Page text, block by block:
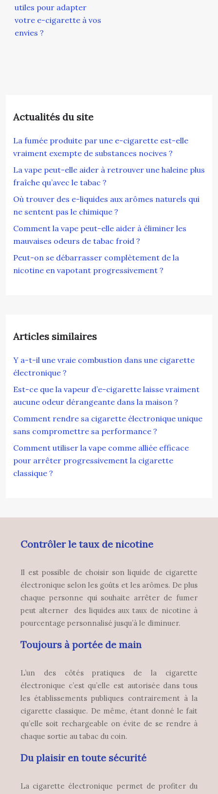
utiles pour adapter
votre e-cigarette à vos
envies ?
Actualités du site
La fumée produite par une e-cigarette est-elle
vraiment exempte de substances nocives ?
La vape peut-elle aider à retrouver une haleine plus
fraîche qu’avec le tabac ?
Où trouver des e-liquides aux arômes naturels qui
ne sentent pas le chimique ?
Comment la vape peut-elle aider à éliminer les
mauvaises odeurs de tabac froid ?
Peut-on se débarrasser complètement de la
nicotine en vapotant progressivement ?
Articles similaires
Y a-t-il une vraie combustion dans une cigarette
électronique ?
Est-ce que la vapeur d’e-cigarette laisse vraiment
aucune odeur dérangeante dans la maison ?
Comment rendre sa cigarette électronique unique
sans compromettre sa performance ?
Comment utiliser la vape comme alliée efficace
pour arrêter progressivement la cigarette
classique ?
Contrôler le taux de nicotine
Il est possible de choisir son liquide de cigarette
électronique selon les goûts et les arômes. De plus
chaque personne qui souhaite arrêter de fumer
peut alterner des liquides aux taux de nicotine à
pourcentage personnalisé jusqu’à le diminuer.
Toujours à portée de main
L’un des côtés pratiques de la cigarette
électronique c’est qu’elle est autorisée dans tous
les établissements publiques contrairement à la
cigarette classique. De même, étant donné le fait
qu’elle soit rechargeable on évite de se rendre à
chaque sortie au tabac du coin.
Du plaisir en toute sécurité
La cigarette électronique permet de profiter du